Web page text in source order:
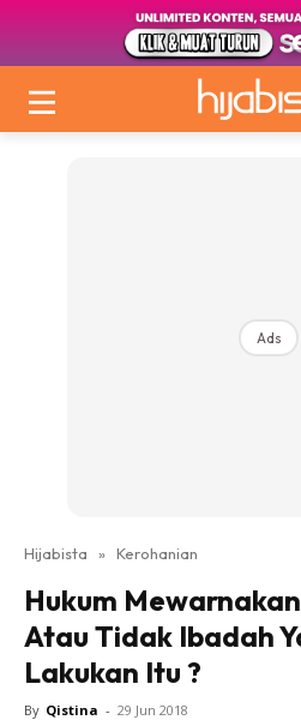
Ads
Hijabista » Kerohanian
Hukum
Atau Tidak Ibadah
Lakukan Itu ?
By Qistina - 29 Jun 2018